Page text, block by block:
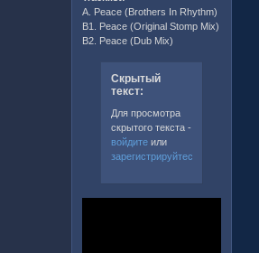
A. Peace (Brothers In Rhythm)
B1. Peace (Original Stomp Mix)
B2. Peace (Dub Mix)
Скрытый
текст:
Для просмотра
скрытого текста -
войдитеили
зарегистрируйтесь